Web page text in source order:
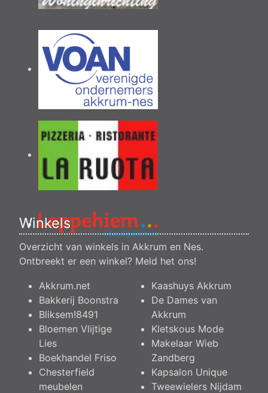
Winkels
Overzicht van winkels in Akkrum en Nes.
Ontbreekt er een winkel? Meld het ons!
Akkrum.net
Bakkerij Boonstra
Bliksem!8491
Bloemen Vlijtige
Lies
Boekhandel Friso
Chesterfield
meubelen
Kaashuys Akkrum
De Dames van
Akkrum
Kletskous Mode
Makelaar Wieb
Zandberg
Kapsalon Unique
Tweewielers Nijdam